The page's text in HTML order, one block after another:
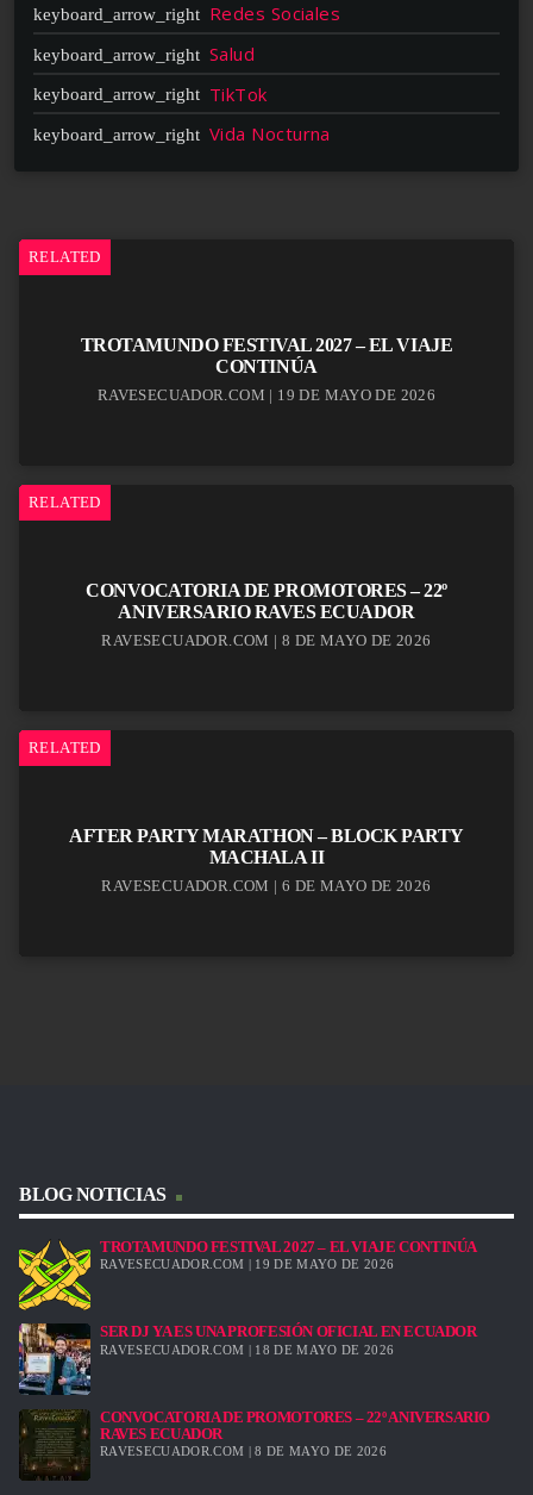
Redes Sociales
Salud
TikTok
Vida Nocturna
RELATED
TROTAMUNDO FESTIVAL 2027 – EL VIAJE
CONTINÚA
RAVESECUADOR.COM | 19 DE MAYO DE 2026
RELATED
CONVOCATORIA DE PROMOTORES – 22º
ANIVERSARIO RAVES ECUADOR
RAVESECUADOR.COM | 8 DE MAYO DE 2026
RELATED
AFTER PARTY MARATHON – BLOCK PARTY
MACHALA II
RAVESECUADOR.COM | 6 DE MAYO DE 2026
BLOG NOTICIAS
TROTAMUNDO FESTIVAL 2027 – EL VIAJE CONTINÚA
RAVESECUADOR.COM | 19 DE MAYO DE 2026
SER DJ YA ES UNA PROFESIÓN OFICIAL EN ECUADOR
RAVESECUADOR.COM | 18 DE MAYO DE 2026
CONVOCATORIA DE PROMOTORES – 22º ANIVERSARIO
RAVES ECUADOR
RAVESECUADOR.COM | 8 DE MAYO DE 2026